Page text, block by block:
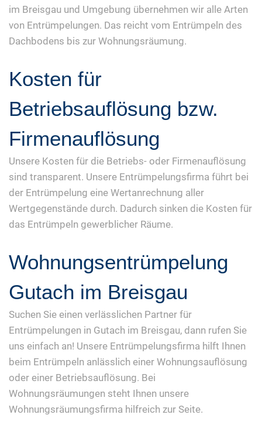
im Breisgau und Umgebung übernehmen wir alle Arten
von Entrümpelungen. Das reicht vom Entrümpeln des
Dachbodens bis zur Wohnungsräumung.
Kosten für
Betriebsauflösung bzw.
Firmenauflösung
Unsere Kosten für die Betriebs- oder Firmenauflösung
sind transparent. Unsere Entrümpelungsfirma führt bei
der Entrümpelung eine Wertanrechnung aller
Wertgegenstände durch. Dadurch sinken die Kosten für
das Entrümpeln gewerblicher Räume.
Wohnungsentrümpelung
Gutach im Breisgau
Suchen Sie einen verlässlichen Partner für
Entrümpelungen in Gutach im Breisgau, dann rufen Sie
uns einfach an! Unsere Entrümpelungsfirma hilft Ihnen
beim Entrümpeln anlässlich einer Wohnungsauflösung
oder einer Betriebsauflösung. Bei
Wohnungsräumungen steht Ihnen unsere
Wohnungsräumungsfirma hilfreich zur Seite.